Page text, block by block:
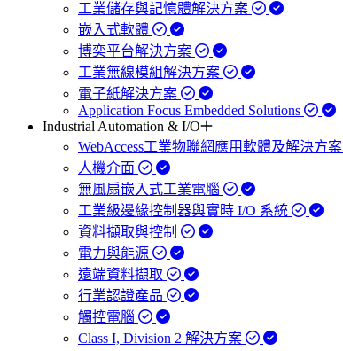
工業儲存與記憶體解決方案
嵌入式軟體
博奕平台解決方案
工業無線模組解決方案
電子紙解決方案
Application Focus Embedded Solutions
Industrial Automation & I/O
WebAccess工業物聯網應用軟體及解決方案
人機介面
無風扇嵌入式工業電腦
工業級邊緣控制器與實時 I/O 系統
資料擷取與控制
電力與能源
遠端資料擷取
行業認證產品
觸控電腦
Class I, Division 2 解決方案